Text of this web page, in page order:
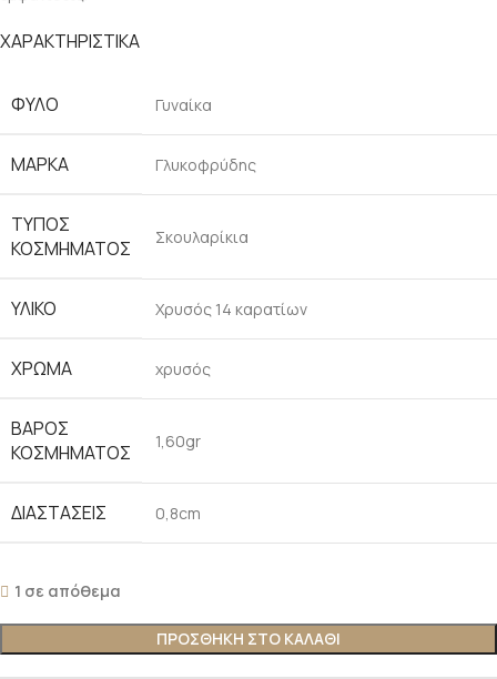
ΧΑΡΑΚΤΗΡΙΣΤΙΚΑ
ΦΎΛΟ Γυναίκα
ΜΆΡΚΑ Γλυκοφρύδης
ΤΎΠΟΣ
ΚΟΣΜΉΜΑΤΟΣ
Σκουλαρίκια
ΥΛΙΚΌ Χρυσός 14 καρατίων
ΧΡΏΜΑ χρυσός
ΒΆΡΟΣ
ΚΟΣΜΉΜΑΤΟΣ
1,60gr
ΔΙΑΣΤΆΣΕΙΣ 0,8cm
1 σε απόθεμα
ΠΡΟΣΘΉΚΗ ΣΤΟ ΚΑΛΆΘΙ